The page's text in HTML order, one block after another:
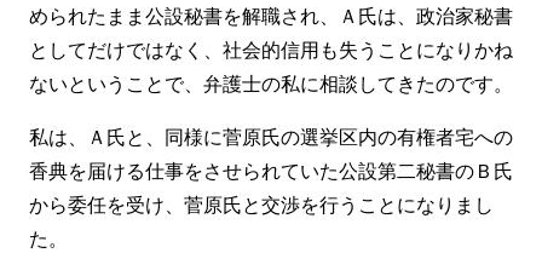
められたまま公設秘書を解職され、Ａ氏は、政治家秘書
としてだけではなく、社会的信用も失うことになりかね
ないということで、弁護士の私に相談してきたのです。
私は、Ａ氏と、同様に菅原氏の選挙区内の有権者宅への
香典を届ける仕事をさせられていた公設第二秘書のＢ氏
から委任を受け、菅原氏と交渉を行うことになりまし
た。